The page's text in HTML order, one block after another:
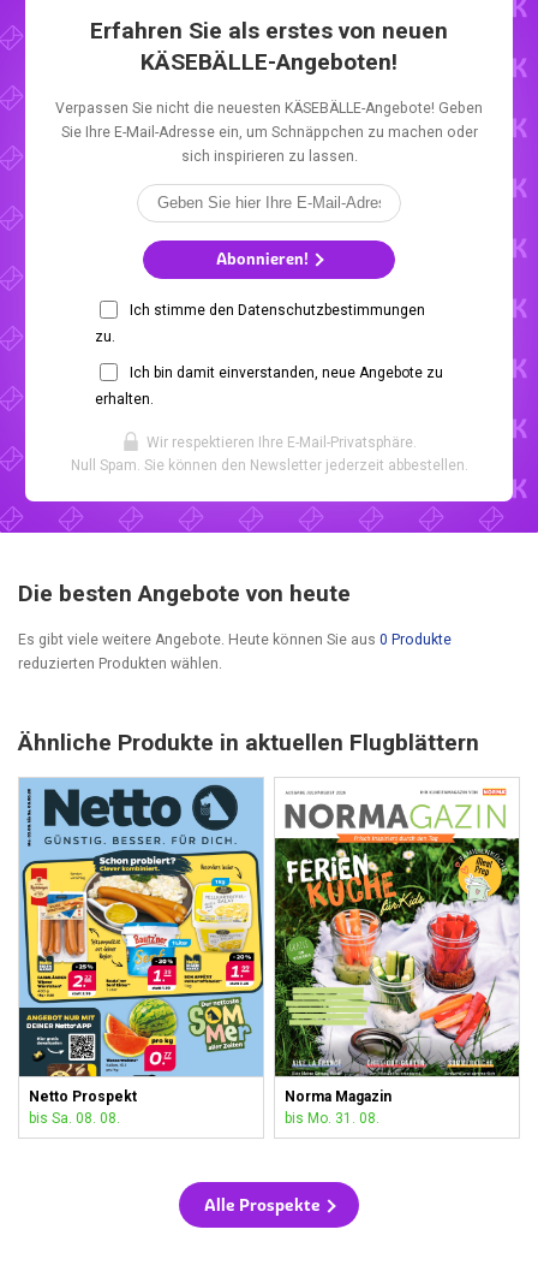
Erfahren Sie als erstes von neuen
KÄSEBÄLLE-Angeboten!
Verpassen Sie nicht die neuesten KÄSEBÄLLE-Angebote! Geben
Sie Ihre E-Mail-Adresse ein, um Schnäppchen zu machen oder
sich inspirieren zu lassen.
Abonnieren!
Ich stimme den Datenschutzbestimmungen
zu.
Ich bin damit einverstanden, neue Angebote zu
erhalten.
Wir respektieren Ihre E-Mail-Privatsphäre.
Null Spam. Sie können den Newsletter jederzeit abbestellen.
Die besten Angebote von heute
Es gibt viele weitere Angebote. Heute können Sie aus 0 Produkte
reduzierten Produkten wählen.
Ähnliche Produkte in aktuellen Flugblättern
Netto Prospekt
bis Sa. 08. 08.
Norma Magazin
bis Mo. 31. 08.
Alle Prospekte